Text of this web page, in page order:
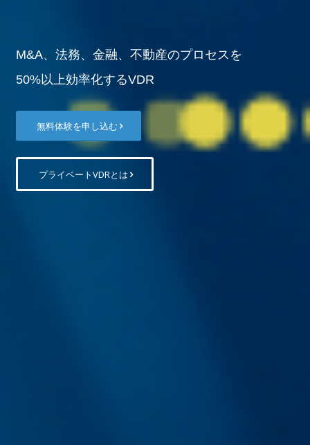
M&A、法務、金融、不動産のプロセスを
50%以上効率化するVDR
無料体験を申し込む
プライベートVDRとは